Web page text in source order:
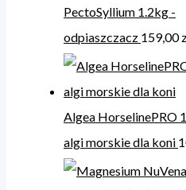
PectoSyllium 1.2kg -
odpiaszczacz 159,00
Algea HorselinePRO
algi morskie dla koni